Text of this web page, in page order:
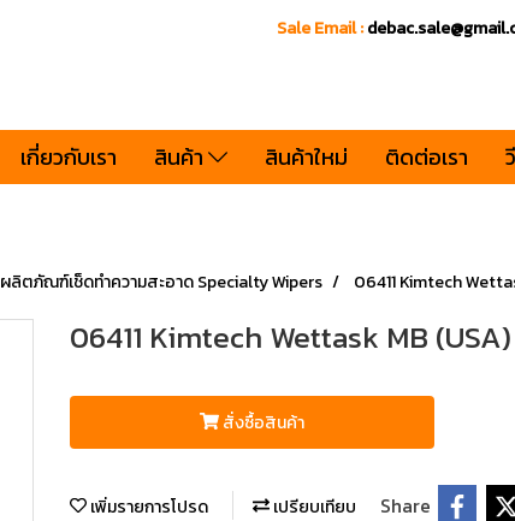
Sale Email :
เกี่ยวกับเรา สินค้า สินค้าใหม่ ติดต่อเรา
ผลิตภัณฑ์เช็ดทำความสะอาด Specialty Wipers 06411 Kimtech
06411 Kimtech Wettask MB (USA)
สั่งซื้อสินค้า
เพิ่มรายการโปรด เปรียบเทียบ Share